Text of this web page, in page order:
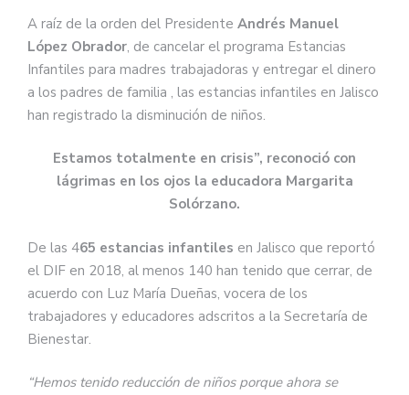
A raíz de la orden del Presidente Andrés Manuel
López Obrador, de cancelar el programa Estancias
Infantiles para madres trabajadoras y entregar el dinero
a los padres de familia , las estancias infantiles en Jalisco
han registrado la disminución de niños.
Estamos totalmente en crisis”, reconoció con
lágrimas en los ojos la educadora Margarita
Solórzano.
De las 465 estancias infantiles en Jalisco que reportó
el DIF en 2018, al menos 140 han tenido que cerrar, de
acuerdo con Luz María Dueñas, vocera de los
trabajadores y educadores adscritos a la Secretaría de
Bienestar.
“Hemos tenido reducción de niños porque ahora se